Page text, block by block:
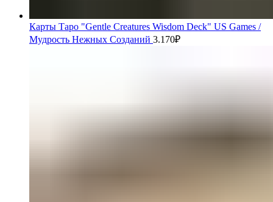
Карты Таро "Gentle Creatures Wisdom Deck" US Games /
Мудрость Нежных Созданий 3.170₽